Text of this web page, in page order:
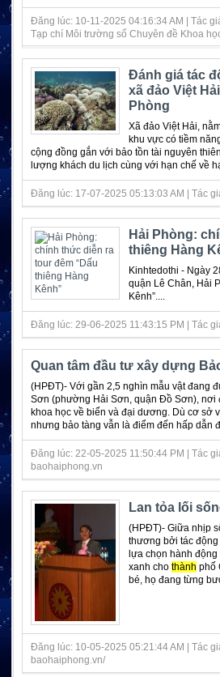
Đăng lúc: 10-11-2025 04:16:34 AM | Tác
Tạp chí Môi trường số Chuyên đề Khoa
Đánh giá tác
xã đảo Việt
Phòng
Xã đảo Việt Hải,
khu vực có tiềm
cộng đồng gắn với bảo tồn tài nguyên
lượng khách du lịch cùng với hạn chế về
Đăng lúc: 17-07-2025 05:13:03 AM | Tác
Hải Phòng:
thiêng Hàng
Kinhtedothi - Ngày
quận Lê Chân, Hải
Kênh”....
Đăng lúc: 29-06-2025 11:43:15 PM | Tác
Quan tâm đầu tư xây dựng
(HPĐT)- Với gần 2,5 nghìn mẫu vật đang
Sơn (phường Hải Sơn, quận Đồ Sơn), nơi
khoa học về biển và đại dương. Dù cơ sở
nhưng bảo tàng vẫn là điểm đến hấp dẫn
Đăng lúc: 22-05-2025 11:50:44 PM | Tác
baohaiphong.vn
Lan tỏa lối
(HPĐT)- Giữa nhịp
thương bởi tác
lựa chọn hành
xanh cho thành phố
bé, họ đang từng
Đăng lúc: 10-05-2025 05:21:44 AM | Tác
baohaiphong.vn/